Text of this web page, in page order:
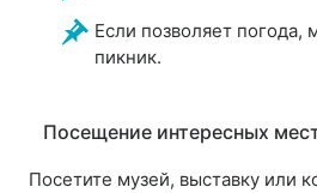
Если позволяет погода,
пикник.
Посещение интересных
Посетите музей, выставку или